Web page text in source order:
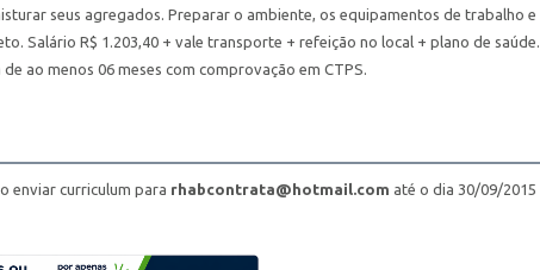
seus agregados. Preparar o ambiente, os equipamentos de trabalho e
Salário R$ 1.203,40 + vale transporte + refeição no local + plano de saúde.
ao menos 06 meses com comprovação em CTPS.
enviar curriculum para rhabcontrata@hotmail.com até o dia 30/09/2015